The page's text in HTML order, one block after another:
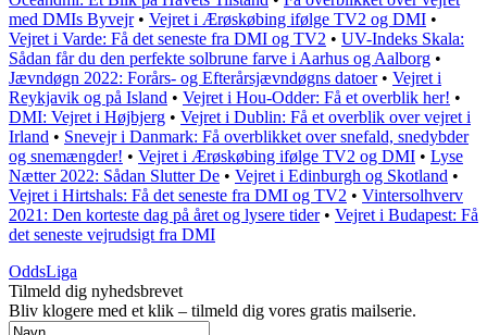
med DMIs Byvejr• Vejret i Ærøskøbing ifølge TV2 og DMI •
Vejret i Varde: Få det seneste fra DMI og TV2 • UV-Indeks Skala:
Sådan får du den perfekte solbrune farve i Aarhus og Aalborg •
Jævndøgn 2022: Forårs- og Efterårsjævndøgns datoer• Vejret i
Reykjavik og på Island • Vejret i Hou-Odder: Få et overblik her! •
DMI: Vejret i Højbjerg • Vejret i Dublin: Få et overblik over vejret i
Irland • Snevejr i Danmark: Få overblikket over snefald, snedybder
og snemængder! • Vejret i Ærøskøbing ifølge TV2 og DMI • Lyse
Nætter 2022: Sådan Slutter De • Vejret i Edinburgh og Skotland •
Vejret i Hirtshals: Få det seneste fra DMI og TV2 • Vintersolhverv
2021: Den korteste dag på året og lysere tider• Vejret i Budapest: Få
det seneste vejrudsigt fra DMI
OddsLiga
Tilmeld dig nyhedsbrevet
Bliv klogere med et klik – tilmeld dig vores gratis mailserie.